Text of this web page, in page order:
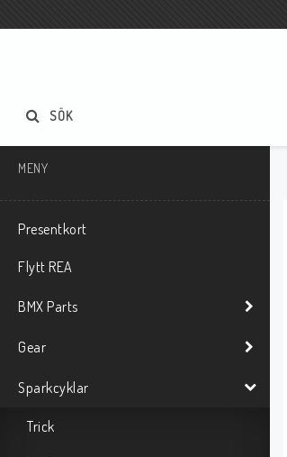
SÖK
MENY
Presentkort
Flytt REA
BMX Parts
Gear
Sparkcyklar
Trick